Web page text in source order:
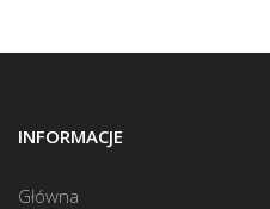
INFORMACJE
Główna